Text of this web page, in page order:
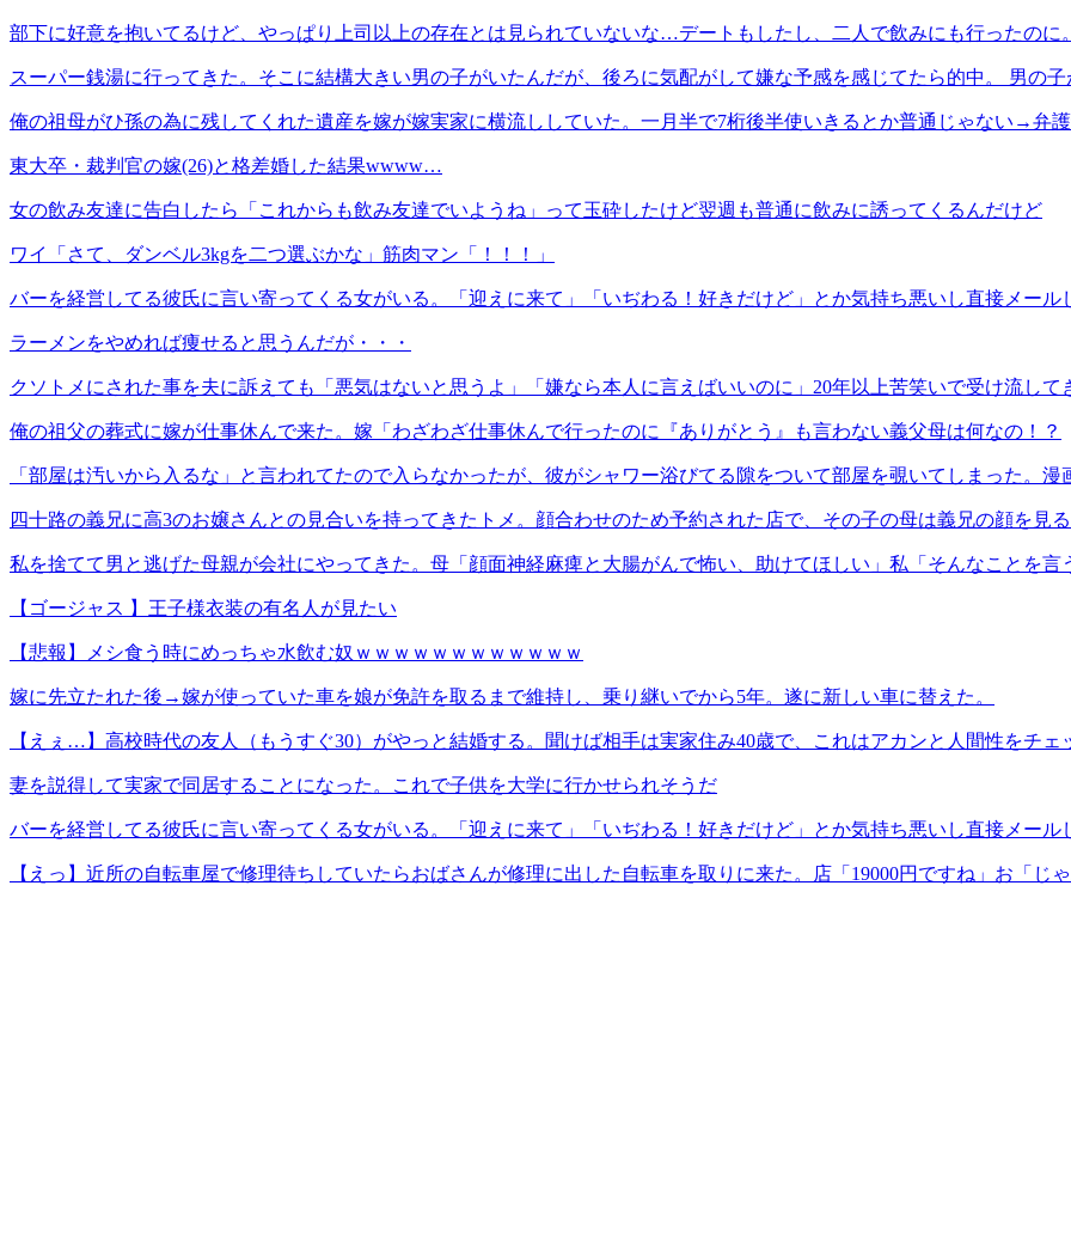
部下に好意を抱いてるけど、やっぱり上司以上の存在とは見られていないな…デートもしたし、二人で飲みにも行ったのに
スーパー銭湯に行ってきた。そこに結構大きい男の子がいたんだが、後ろに気配がして嫌な予感を感じてたら的中。 男の
俺の祖母がひ孫の為に残してくれた遺産を嫁が嫁実家に横流ししていた。一月半で7桁後半使いきるとか普通じゃない→弁
東大卒・裁判官の嫁(26)と格差婚した結果wwww…
女の飲み友達に告白したら「これからも飲み友達でいようね」って玉砕したけど翌週も普通に飲みに誘ってくるんだけど
ワイ「さて、ダンベル3kgを二つ選ぶかな」筋肉マン「！！！」
バーを経営してる彼氏に言い寄ってくる女がいる。「迎えに来て」「いぢわる！好きだけど」とか気持ち悪いし直接メール
ラーメンをやめれば痩せると思うんだが・・・
クソトメにされた事を夫に訴えても「悪気はないと思うよ」「嫌なら本人に言えばいいのに」20年以上苦笑いで受け流し
俺の祖父の葬式に嫁が仕事休んで来た。嫁「わざわざ仕事休んで行ったのに『ありがとう』も言わない義父母は何なの！？
「部屋は汚いから入るな」と言われてたので入らなかったが、彼がシャワー浴びてる隙をついて部屋を覗いてしまった。
四十路の義兄に高3のお嬢さんとの見合いを持ってきたトメ。顔合わせのため予約された店で、その子の母は義兄の顔を見
私を捨てて男と逃げた母親が会社にやってきた。母「顔面神経麻痺と大腸がんで怖い、助けてほしい」私「そんなことを
【ゴージャス 】王子様衣装の有名人が見たい
【悲報】メシ食う時にめっちゃ水飲む奴ｗｗｗｗｗｗｗｗｗｗｗｗ
嫁に先立たれた後→嫁が使っていた車を娘が免許を取るまで維持し、乗り継いでから5年。遂に新しい車に替えた。
【えぇ…】高校時代の友人（もうすぐ30）がやっと結婚する。聞けば相手は実家住み40歳で、これはアカンと人間性をチ
妻を説得して実家で同居することになった。これで子供を大学に行かせられそうだ
バーを経営してる彼氏に言い寄ってくる女がいる。「迎えに来て」「いぢわる！好きだけど」とか気持ち悪いし直接メール
【えっ】近所の自転車屋で修理待ちしていたらおばさんが修理に出した自転車を取りに来た。店「19000円ですね」お「じ